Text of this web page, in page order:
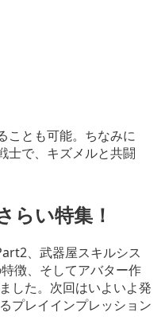
ことも可能。ちなみに
士で、キズメルと共闘
らい特集！
、武器屋スキルシス
徴、そしてアバター作
した。次回はいよいよ発
プレイインプレッション